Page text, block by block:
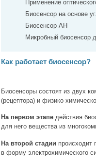
Применение
Биосенсор на основе
Биосенсор АН
Микробный биосенсор
Как работает биосенсор?
Биосенсоры состоят из двух
(рецептора) и физико-
На первом этапе действия
для него вещества из
На второй стадии происходит
в форму электрохимического